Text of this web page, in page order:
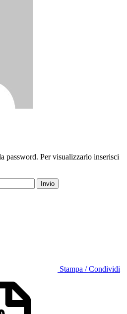
password. Per visualizzarlo inserisci
Stampa / Condividi